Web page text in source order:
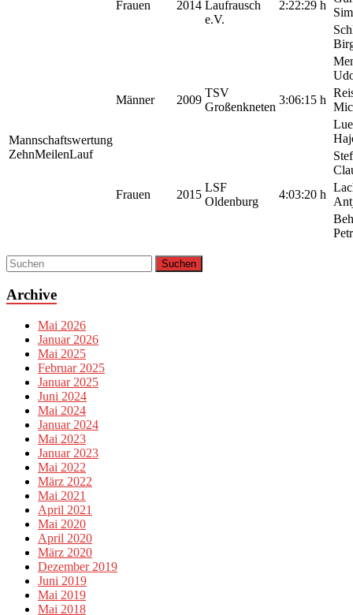
Frauen 2014 Laufrausch
e.V.
2:22:29 h
Mannschaftswertung
ZehnMeilenLauf
Männer 2009
TSV
Großenkneten
3:06:15 h
Frauen 2015
LSF
Oldenburg
4:03:20 h
Archive
Mai 2026
Januar 2026
Mai 2025
Februar 2025
Januar 2025
Juni 2024
Mai 2024
Januar 2024
Mai 2023
Januar 2023
Mai 2022
März 2022
Mai 2021
April 2021
Mai 2020
April 2020
März 2020
Dezember 2019
Juni 2019
Mai 2019
Mai 2018